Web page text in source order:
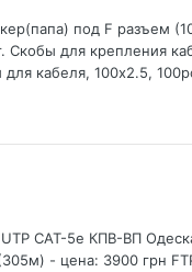
под F разъем
для крепления
кабеля, 100x2.5,
CAT-5е КПВ-ВП
- цена: 3900 грн